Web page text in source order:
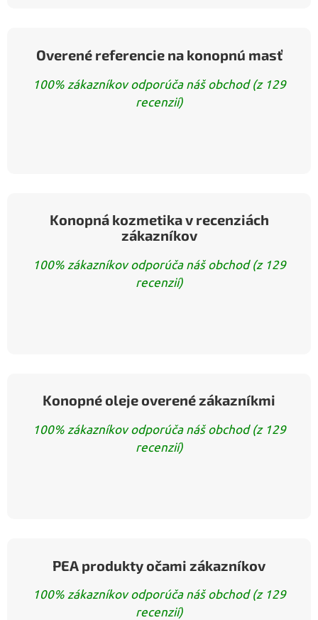
Overené referencie na konopnú masť
100% zákazníkov odporúča náš obchod (z 129
recenzií)
Konopná kozmetika v recenziách
zákazníkov
100% zákazníkov odporúča náš obchod (z 129
recenzií)
Konopné oleje overené zákazníkmi
100% zákazníkov odporúča náš obchod (z 129
recenzií)
PEA produkty očami zákazníkov
100% zákazníkov odporúča náš obchod (z 129
recenzií)